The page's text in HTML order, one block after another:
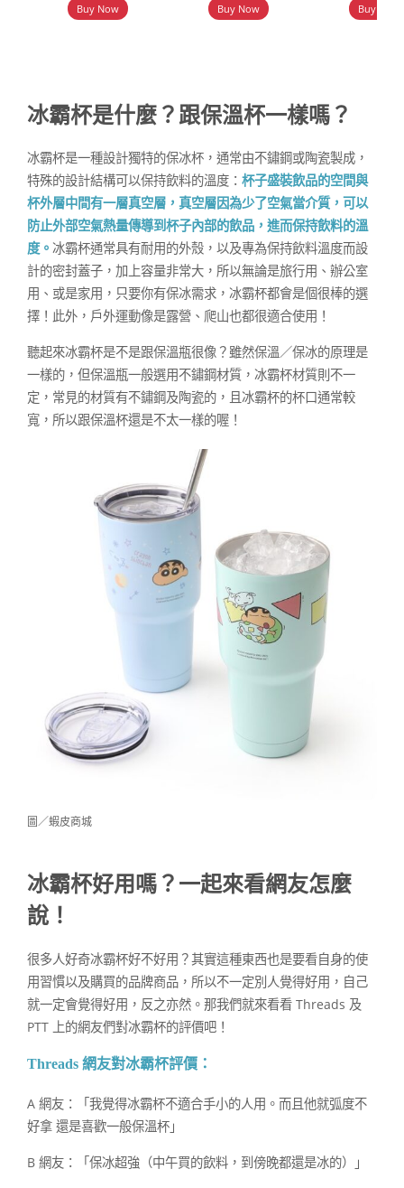
Buy Now
Buy Now
Buy Now
冰霸杯是什麼？跟保溫杯一樣嗎？
冰霸杯是一種設計獨特的保冰杯，通常由不鏽鋼或陶瓷製成，
特殊的設計結構可以保持飲料的溫度： 杯子盛裝飲品的空間與
杯外層中間有一層真空層，真空層因為少了空氣當介質，可以
防止外部空氣熱量傳導到杯子內部的飲品，進而保持飲料的溫
度。 冰霸杯通常具有耐用的外殼，以及專為保持飲料溫度而設
計的密封蓋子，加上容量非常大，所以無論是旅行用、辦公室
用、或是家用，只要你有保冰需求，冰霸杯都會是個很棒的選
擇！此外，戶外運動像是露營、爬山也都很適合使用！
聽起來冰霸杯是不是跟保溫瓶很像？雖然保溫／保冰的原理是
一樣的，但保溫瓶一般選用不鏽鋼材質，冰霸杯材質則不一
定，常見的材質有不鏽鋼及陶瓷的，且冰霸杯的杯口通常較
寬，所以跟保溫杯還是不太一樣的喔！
圖／蝦皮商城
冰霸杯好用嗎？一起來看網友怎麼
說！
很多人好奇冰霸杯好不好用？其實這種東西也是要看自身的使
用習慣以及購買的品牌商品，所以不一定別人覺得好用，自己
就一定會覺得好用，反之亦然。那我們就來看看 Threads 及
PTT 上的網友們對冰霸杯的評價吧！
Threads 網友對冰霸杯評價：
A 網友：「我覺得冰霸杯不適合手小的人用。而且他就弧度不
好拿 還是喜歡一般保溫杯」
B 網友：「保冰超強（中午買的飲料，到傍晚都還是冰的）」